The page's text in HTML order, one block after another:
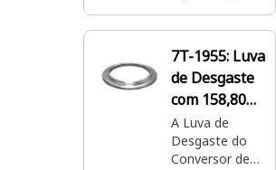
Sistema de
7T-1955: Luva
de Desgaste
com 158,80
mm de
Diâmetro
Interno
A Luva de
Desgaste do
Conversor de